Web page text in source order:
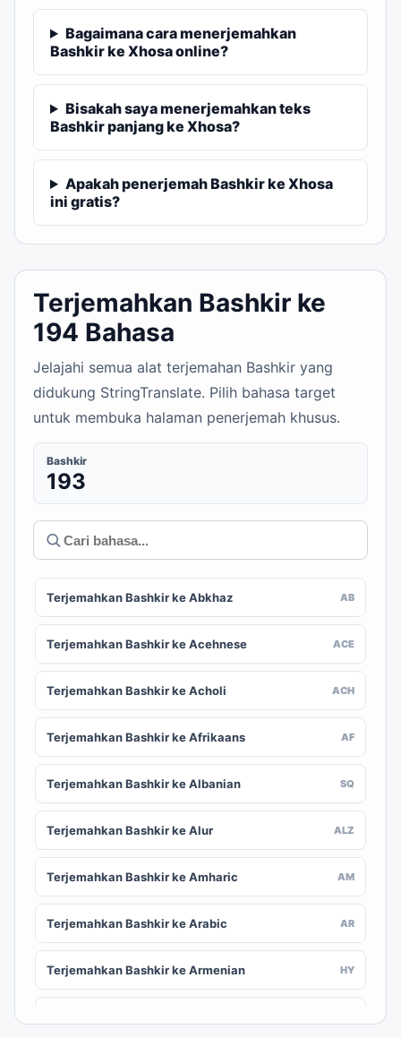
Bagaimana cara menerjemahkan
Bashkir ke Xhosa online?
Bisakah saya menerjemahkan teks
Bashkir panjang ke Xhosa?
Apakah penerjemah Bashkir ke Xhosa
ini gratis?
Terjemahkan Bashkir ke
194 Bahasa
Jelajahi semua alat terjemahan Bashkir yang
didukung StringTranslate. Pilih bahasa target
untuk membuka halaman penerjemah khusus.
Bashkir
193
Terjemahkan Bashkir ke Abkhaz AB
Terjemahkan Bashkir ke Acehnese ACE
Terjemahkan Bashkir ke Acholi ACH
Terjemahkan Bashkir ke Afrikaans AF
Terjemahkan Bashkir ke Albanian SQ
Terjemahkan Bashkir ke Alur ALZ
Terjemahkan Bashkir ke Amharic AM
Terjemahkan Bashkir ke Arabic AR
Terjemahkan Bashkir ke Armenian HY